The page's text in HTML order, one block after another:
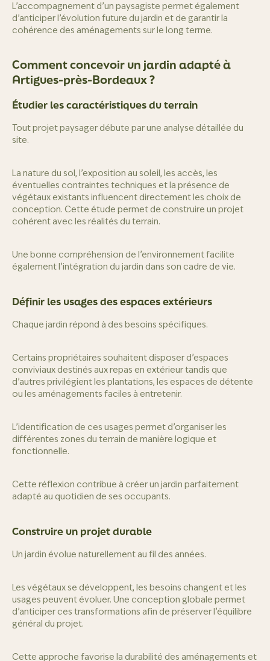
L’accompagnement d’un paysagiste permet également
d’anticiper l’évolution future du jardin et de garantir la
cohérence des aménagements sur le long terme.
Comment concevoir un jardin adapté à
Artigues-près-Bordeaux ?
Étudier les caractéristiques du terrain
Tout projet paysager débute par une analyse détaillée du
site.
La nature du sol, l’exposition au soleil, les accès, les
éventuelles contraintes techniques et la présence de
végétaux existants influencent directement les choix de
conception. Cette étude permet de construire un projet
cohérent avec les réalités du terrain.
Une bonne compréhension de l’environnement facilite
également l’intégration du jardin dans son cadre de vie.
Définir les usages des espaces extérieurs
Chaque jardin répond à des besoins spécifiques.
Certains propriétaires souhaitent disposer d’espaces
conviviaux destinés aux repas en extérieur tandis que
d’autres privilégient les plantations, les espaces de détente
ou les aménagements faciles à entretenir.
L’identification de ces usages permet d’organiser les
différentes zones du terrain de manière logique et
fonctionnelle.
Cette réflexion contribue à créer un jardin parfaitement
adapté au quotidien de ses occupants.
Construire un projet durable
Un jardin évolue naturellement au fil des années.
Les végétaux se développent, les besoins changent et les
usages peuvent évoluer. Une conception globale permet
d’anticiper ces transformations afin de préserver l’équilibre
général du projet.
Cette approche favorise la durabilité des aménagements et